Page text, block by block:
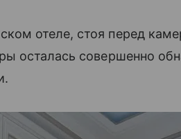
отеле, стоя перед
осталась совершенно